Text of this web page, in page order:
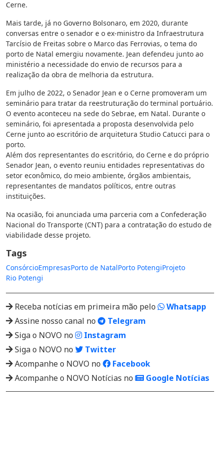
Cerne.
Mais tarde, já no Governo Bolsonaro, em 2020, durante
conversas entre o senador e o ex-ministro da Infraestrutura
Tarcísio de Freitas sobre o Marco das Ferrovias, o tema do
porto de Natal emergiu novamente. Jean defendeu junto ao
ministério a necessidade do envio de recursos para a
realização da obra de melhoria da estrutura.
Em julho de 2022, o Senador Jean e o Cerne promoveram um
seminário para tratar da reestruturação do terminal portuário.
O evento aconteceu na sede do Sebrae, em Natal. Durante o
seminário, foi apresentada a proposta desenvolvida pelo
Cerne junto ao escritório de arquitetura Studio Catucci para o
porto.
Além dos representantes do escritório, do Cerne e do próprio
Senador Jean, o evento reuniu entidades representativas do
setor econômico, do meio ambiente, órgãos ambientais,
representantes de mandatos políticos, entre outras
instituições.
Na ocasião, foi anunciada uma parceria com a Confederação
Nacional do Transporte (CNT) para a contratação do estudo de
viabilidade desse projeto.
Tags
ConsórcioEmpresasPorto de NatalPorto PotengiProjeto
Rio Potengi
Receba notícias em primeira mão pelo
Whatsapp
Assine nosso canal no
Telegram
Siga o NOVO no
Instagram
Siga o NOVO no
Twitter
Acompanhe o NOVO no
Facebook
Acompanhe o NOVO Notícias no
Google Notícias